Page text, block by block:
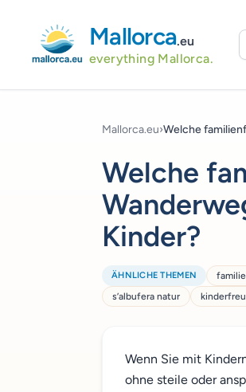
Mallorca.eu
everything Mallorca.
Mallorca.eu›Welche
Welche
Kinder?
ÄHNLICHE THEMEN
s’albufera natur
Wenn Sie mit
ohne steile oder